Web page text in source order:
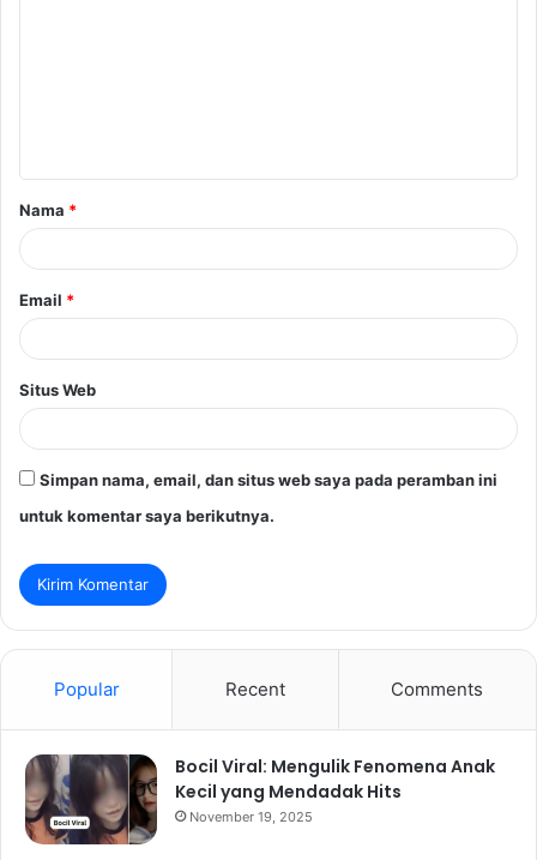
a
r
Nama *
Email *
Situs Web
Simpan nama, email, dan situs web saya pada peramban ini
untuk komentar saya berikutnya.
Popular Recent Comments
Bocil Viral: Mengulik Fenomena Anak
Kecil yang Mendadak Hits
November 19, 2025